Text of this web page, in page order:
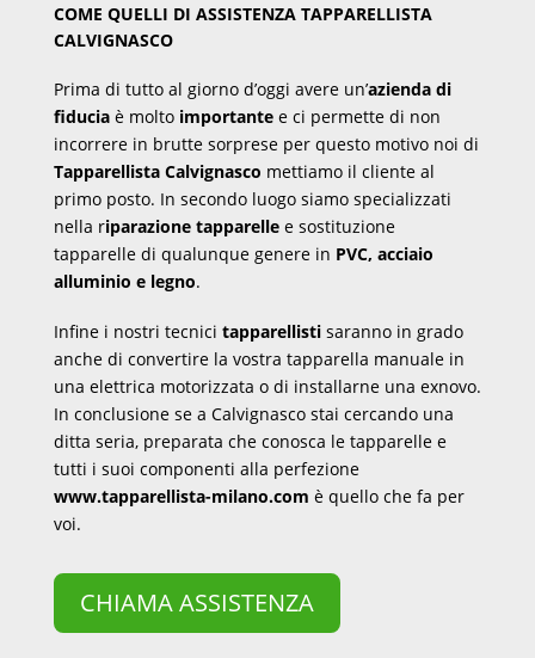
COME QUELLI DI ASSISTENZA TAPPARELLISTA
CALVIGNASCO
Prima di tutto al giorno d’oggi avere un’azienda di
fiduciaè molto importantee ci permette di non
incorrere in brutte sorprese per questo motivo noi di
Tapparellista Calvignasco mettiamo il cliente al
primo posto. In secondo luogo siamo specializzati
nella riparazione tapparellee sostituzione
tapparelle di qualunque genere in PVC, acciaio
alluminio e legno.
Infine i nostri tecnici tapparellistisaranno in grado
anche di convertire la vostra tapparella manuale in
una elettrica motorizzata o di installarne una exnovo.
In conclusione se a Calvignasco stai cercando una
ditta seria, preparata che conosca le tapparelle e
tutti i suoi componenti alla perfezione
www.tapparellista-milano.com è quello che fa per
voi.
CHIAMA ASSISTENZA